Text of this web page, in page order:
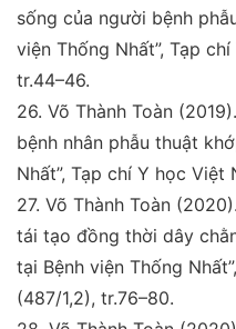
sống của người bệnh
viện Thống Nhất”, Tạp chí
tr.44–46.
26. Võ Thành Toàn (2019).
bệnh nhân phẫu thuật
Nhất”, Tạp chí Y học Việt
27. Võ Thành Toàn (2020).
tái tạo đồng thời dây
tại Bệnh viện Thống Nhất”,
(487/1,2), tr.76–80.